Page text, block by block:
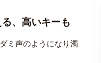
、高いキーも
ミ声のようになり濁